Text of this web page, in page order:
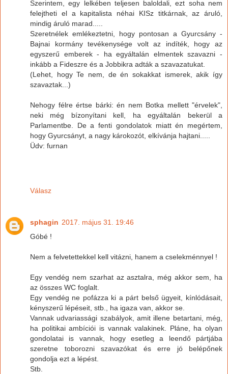
Szerintem, egy lelkében teljesen baloldali, ezt soha nem
felejtheti el a kapitalista néhai KISz titkárnak, az áruló,
mindig áruló marad.....
Szeretnélek emlékeztetni, hogy pontosan a Gyurcsány -
Bajnai kormány tevékenysége volt az indíték, hogy az
egyszerű emberek - ha egyáltalán elmentek szavazni -
inkább a Fideszre és a Jobbikra adták a szavazatukat.
(Lehet, hogy Te nem, de én sokakkat ismerek, akik így
szavaztak...)
Nehogy félre értse bárki: én nem Botka mellett "érvelek",
neki még bízonyítani kell, ha egyáltalán bekerül a
Parlamentbe. De a fenti gondolatok miatt én megértem,
hogy Gyurcsányt, a nagy károkozót, elkívánja hajtani.....
Üdv: furnan
Válasz
sphagin 2017. május 31. 19:46
Góbé !
Nem a felvetettekkel kell vitázni, hanem a cselekménnyel !
Egy vendég nem szarhat az asztalra, még akkor sem, ha
az összes WC foglalt.
Egy vendég ne pofázza ki a párt belső ügyeit, kínlódásait,
kényszerű lépéseit, stb., ha igaza van, akkor se.
Vannak udvariassági szabályok, amit illene betartani, még,
ha politikai ambíciói is vannak valakinek. Pláne, ha olyan
gondolatai is vannak, hogy esetleg a leendő pártjába
szeretne toborozni szavazókat és erre jó belépőnek
gondolja ezt a lépést.
Stb.